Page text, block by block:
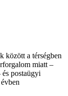
között a térségben
miatt –
postaügyi